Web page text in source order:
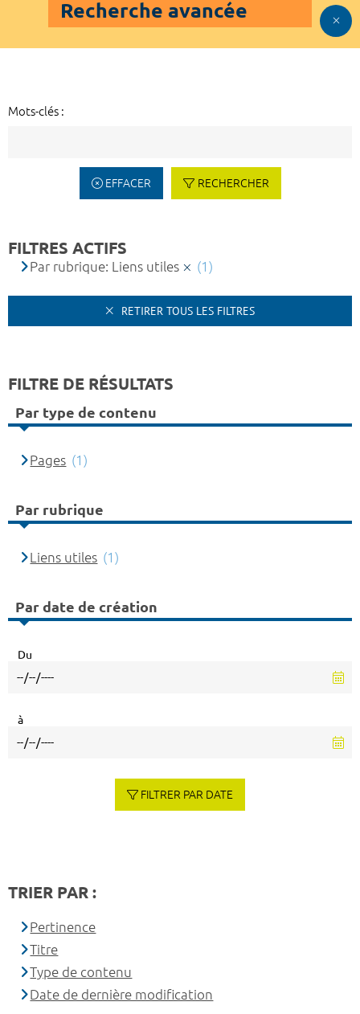
Recherche avancée
Mots-clés :
EFFACER RECHERCHER
FILTRES ACTIFS
Par rubrique: Liens utiles (1)
RETIRER TOUS LES FILTRES
FILTRE DE RÉSULTATS
Par type de contenu
Pages (1)
Par rubrique
Liens utiles (1)
Par date de création
Du
à
FILTRER PAR DATE
TRIER PAR :
Pertinence
Titre
Type de contenu
Date de dernière modification